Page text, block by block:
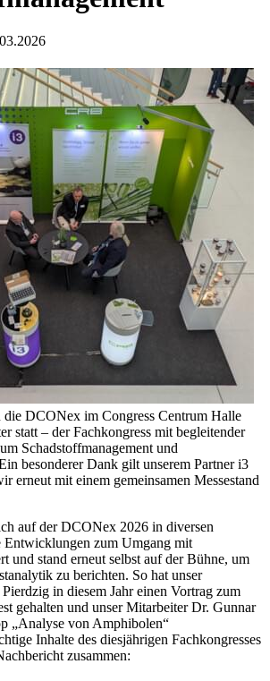
die DCONex im Congress Centrum Halle
statt – der Fachkongress mit begleitender
Schadstoffmanagement und
besonderer Dank gilt unserem Partner i3
erneut mit einem gemeinsamen Messestand
auf der DCONex 2026 in diversen
Entwicklungen zum Umgang mit
und stand erneut selbst auf der Bühne, um
zu berichten. So hat unser
in diesem Jahr einen Vortrag zum
gehalten und unser Mitarbeiter Dr. Gunnar
„Analyse von Amphibolen“
Inhalte des diesjährigen Fachkongresses
zusammen: